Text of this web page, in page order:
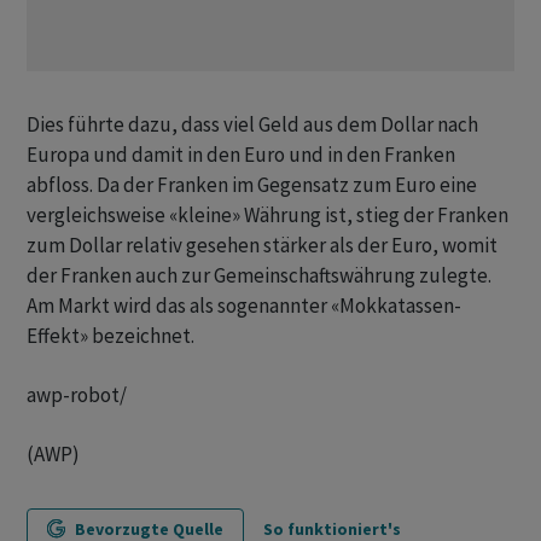
Dies führte dazu, dass viel Geld aus dem Dollar nach
Europa und damit in den Euro und in den Franken
abfloss. Da der Franken im Gegensatz zum Euro eine
vergleichsweise «kleine» Währung ist, stieg der Franken
zum Dollar relativ gesehen stärker als der Euro, womit
der Franken auch zur Gemeinschaftswährung zulegte.
Am Markt wird das als sogenannter «Mokkatassen-
Effekt» bezeichnet.
awp-robot/
(AWP)
Bevorzugte Quelle So funktioniert's